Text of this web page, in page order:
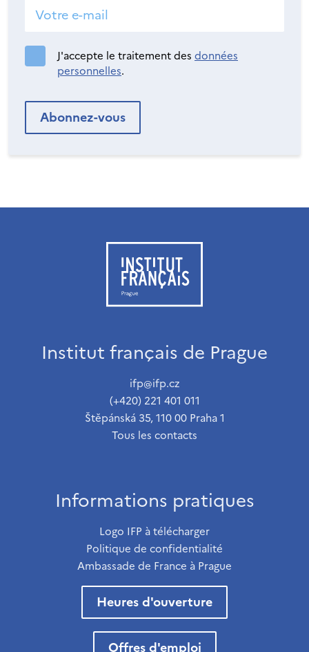
J'accepte le traitement des données
personnelles.
Institut français de Prague
ifp@ifp.cz
(+420) 221 401 011
Štěpánská 35, 110 00 Praha 1
Tous les contacts
Informations pratiques
Logo IFP à télécharger
Politique de confidentialité
Ambassade de France à Prague
Heures d'ouverture
Offres d'emploi